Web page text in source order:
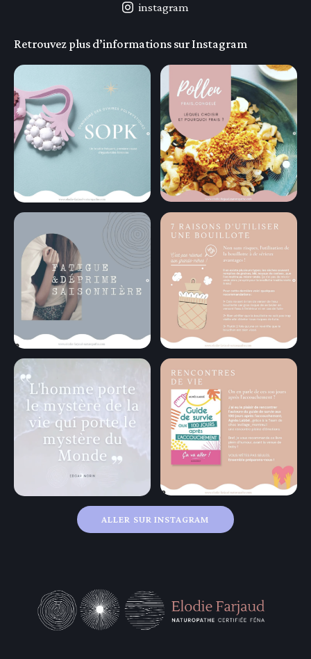
instagram
Retrouvez plus d’informations sur Instagram
ALLER SUR INSTAGRAM